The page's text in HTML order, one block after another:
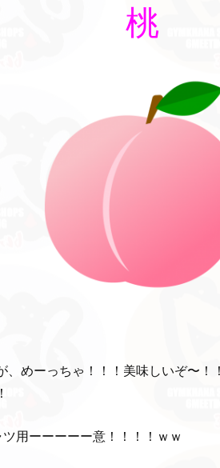
桃
めーっちゃ！！！美味しいぞ〜！
用ーーーーー意！！！！ｗｗ